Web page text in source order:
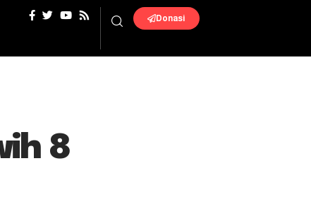
Donasi
8